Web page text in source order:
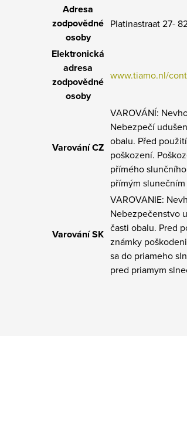
Adresa
zodpovědné
osoby
Platinastraat 27-
Elektronická
adresa
zodpovědné
osoby
www.tiamo.nl/
Varování CZ
VAROVÁNÍ:
Nebezpečí
obalu. Před
poškození.
přímého
přímým
Varování SK
VAROVANIE:
Nebezpečenstvo
časti obalu. Pred
známky
sa do priameho
pred priamym